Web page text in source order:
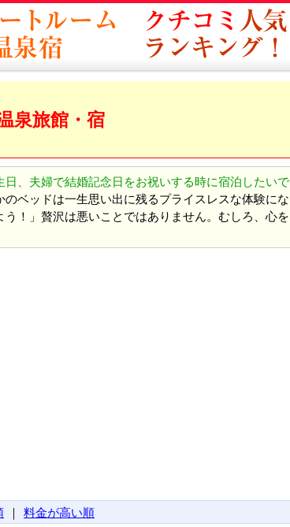
泉旅館・宿
、夫婦で結婚記念日をお祝いする時に宿泊したいで
ベッドは一生思い出に残るプライスレスな体験にな
！」贅沢は悪いことではありません。むしろ、心を
｜ 料金が高い順